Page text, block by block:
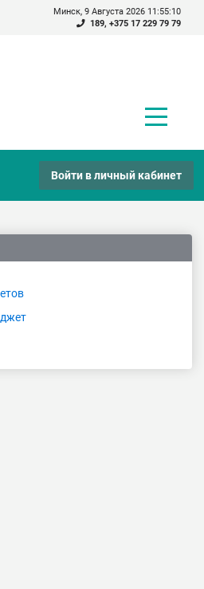
Минск, 9 Августа 2026 11:55:10
189, +375 17 229 79 79
Войти в личный кабинет